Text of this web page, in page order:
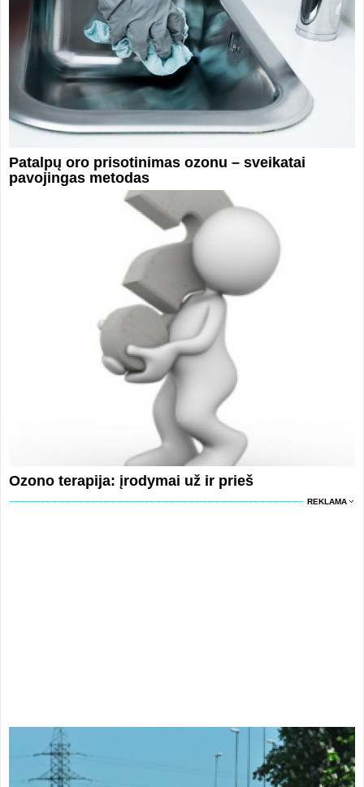
Patalpų oro prisotinimas ozonu – sveikatai
pavojingas metodas
Ozono terapija: įrodymai už ir prieš
REKLAMA